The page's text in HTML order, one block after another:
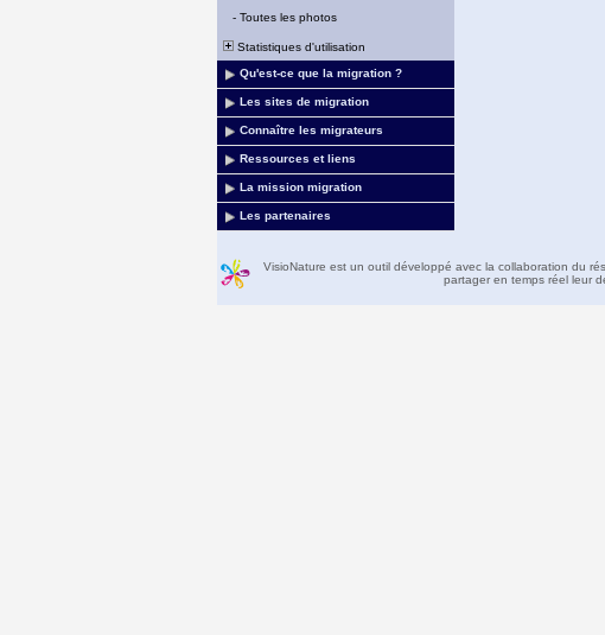
- Toutes les photos
Statistiques d'utilisation
Qu'est-ce que la migration ?
Les sites de migration
Connaître les migrateurs
Ressources et liens
La mission migration
Les partenaires
VisioNature est un outil développé avec la collaboration du
partager en temps réel leur